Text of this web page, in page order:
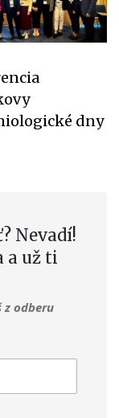
dny
Nevadí!
a už ti
z odberu